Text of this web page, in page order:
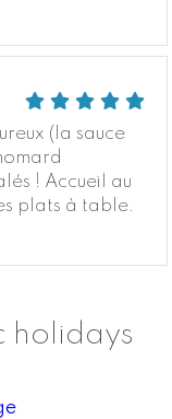
(la sauce
! Accueil au
plats à table.
holidays